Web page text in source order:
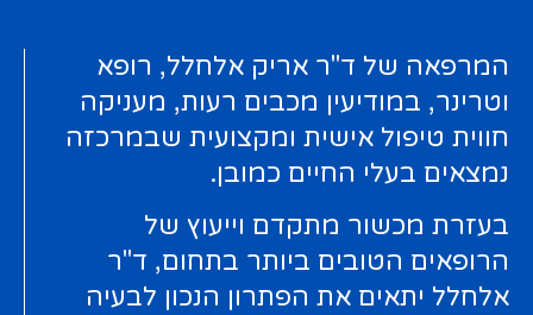
המרפאה של ד"ר אריק אלחלל, רופא
וטרינר, במודיעין מכבים רעות, מעניקה
חווית טיפול אישית ומקצועית שבמרכזה
נמצאים בעלי החיים כמובן.
בעזרת מכשור מתקדם וייעוץ של
הרופאים הטובים ביותר בתחום, ד"ר
אלחלל יתאים את הפתרון הנכון לבעיה